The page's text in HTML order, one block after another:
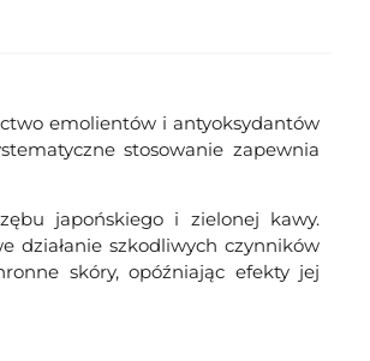
emolientów i antyoksydantów
stosowanie zapewnia
japońskiego i zielonej kawy.
działanie szkodliwych czynników
skóry, opóźniając efekty jej